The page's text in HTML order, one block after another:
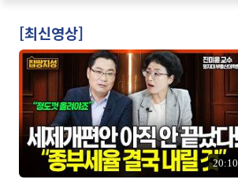
[최신영상]
20:10